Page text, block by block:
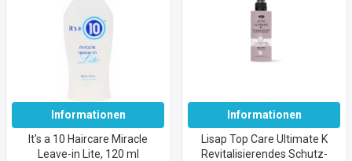
Informationen
It's a 10 Haircare Miracle
Leave-in Lite, 120 ml
Informationen
Lisap Top Care Ultimate K
Revitalisierendes Schutz-